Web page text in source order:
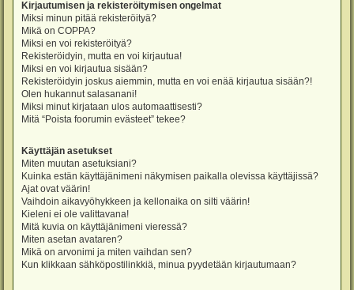
Kirjautumisen ja rekisteröitymisen ongelmat
Miksi minun pitää rekisteröityä?
Mikä on COPPA?
Miksi en voi rekisteröityä?
Rekisteröidyin, mutta en voi kirjautua!
Miksi en voi kirjautua sisään?
Rekisteröidyin joskus aiemmin, mutta en voi enää kirjautua sisään?!
Olen hukannut salasanani!
Miksi minut kirjataan ulos automaattisesti?
Mitä “Poista foorumin evästeet” tekee?
Käyttäjän asetukset
Miten muutan asetuksiani?
Kuinka estän käyttäjänimeni näkymisen paikalla olevissa käyttäjissä?
Ajat ovat väärin!
Vaihdoin aikavyöhykkeen ja kellonaika on silti väärin!
Kieleni ei ole valittavana!
Mitä kuvia on käyttäjänimeni vieressä?
Miten asetan avataren?
Mikä on arvonimi ja miten vaihdan sen?
Kun klikkaan sähköpostilinkkiä, minua pyydetään kirjautumaan?